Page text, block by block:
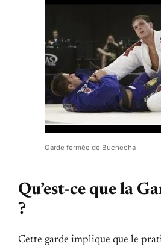
Garde fermée de Buchecha
Qu’est-ce que la
?
Cette garde implique que le